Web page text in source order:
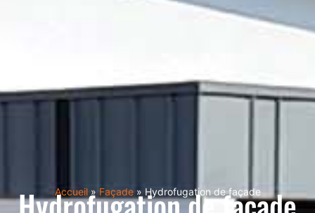
Accueil» Façade» Hydrofugation de façade